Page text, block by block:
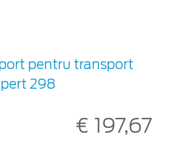
pentru transport
298
€ 197,67